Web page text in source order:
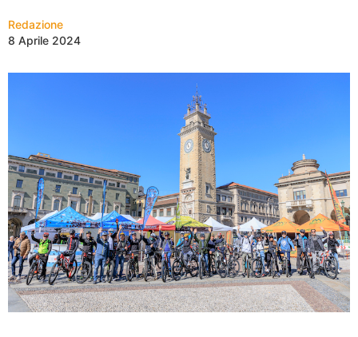
Redazione
8 Aprile 2024